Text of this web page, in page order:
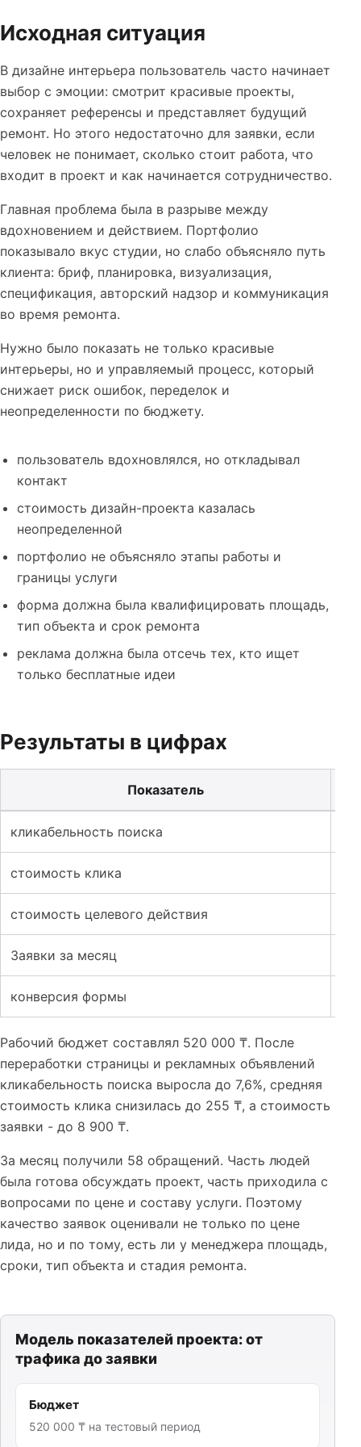
Исходная ситуация
В дизайне интерьера пользователь часто начинает
выбор с эмоции: смотрит красивые проекты,
сохраняет референсы и представляет будущий
ремонт. Но этого недостаточно для заявки, если
человек не понимает, сколько стоит работа, что
входит в проект и как начинается сотрудничество.
Главная проблема была в разрыве между
вдохновением и действием. Портфолио
показывало вкус студии, но слабо объясняло путь
клиента: бриф, планировка, визуализация,
спецификация, авторский надзор и коммуникация
во время ремонта.
Нужно было показать не только красивые
интерьеры, но и управляемый процесс, который
снижает риск ошибок, переделок и
неопределенности по бюджету.
пользователь вдохновлялся, но откладывал
контакт
стоимость дизайн-проекта казалась
неопределенной
портфолио не объясняло этапы работы и
границы услуги
форма должна была квалифицировать площадь,
тип объекта и срок ремонта
реклама должна была отсечь тех, кто ищет
только бесплатные идеи
Результаты в цифрах
Показатель
кликабельность поиска
стоимость клика
стоимость целевого действия
Заявки за месяц
конверсия формы
Рабочий бюджет составлял 520 000 ₸. После
переработки страницы и рекламных объявлений
кликабельность поиска выросла до 7,6%, средняя
стоимость клика снизилась до 255 ₸, а стоимость
заявки - до 8 900 ₸.
За месяц получили 58 обращений. Часть людей
была готова обсуждать проект, часть приходила с
вопросами по цене и составу услуги. Поэтому
качество заявок оценивали не только по цене
лида, но и по тому, есть ли у менеджера площадь,
сроки, тип объекта и стадия ремонта.
Модель показателей проекта: от
трафика до заявки
Бюджет
520 000 ₸ на тестовый период